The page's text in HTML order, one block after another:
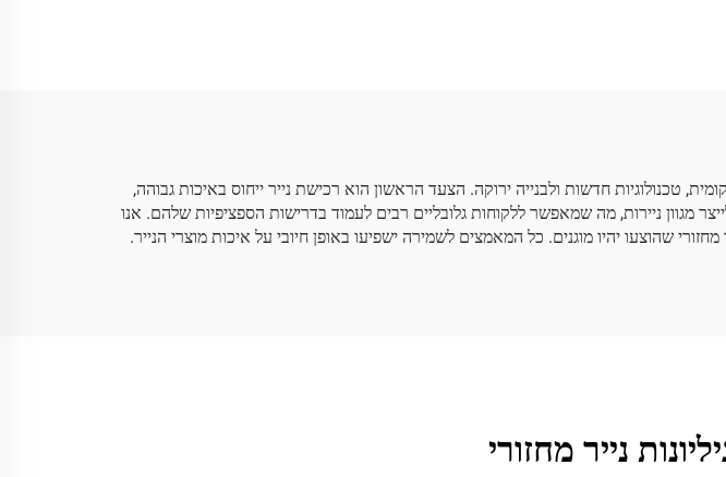
טכנולוגיות חדשות ולבנייה ירוקה. הצעד הראשון הוא רכישת נייר ייחוס באיכות גבוהה,
לסביבה, ועיבודו. עם שטח של יותר מ-37,000 מ"ר, המתקן מסוגל לייצר מגוון ניירות, מה שמאפשר ללקוחות גלובליים רבים לעמוד בדרישות הספציפיות שלהם. אנו
שהוצעו יהיו מוגנים. כל המאמצים לשמירה ישפיעו באופן חיובי על איכות מוצרי הנייר.
נייר מחזורי